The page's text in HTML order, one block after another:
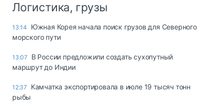
Логистика, грузы
13:14
Южная Корея начала поиск грузов для Северного
морского пути
13:07
В России предложили создать сухопутный
маршрут до Индии
12:37
Камчатка экспортировала в июле 19 тысяч тонн
рыбы